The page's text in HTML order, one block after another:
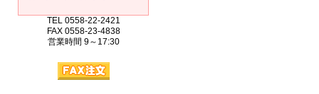
TEL 0558-22-2421
FAX 0558-23-4838
営業時間 9～17:30